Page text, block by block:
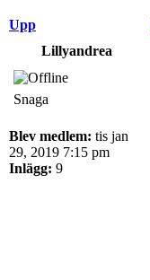
Upp
Lillyandrea
Snaga
Blev medlem: tis jan
29, 2019 7:15 pm
Inlägg: 9